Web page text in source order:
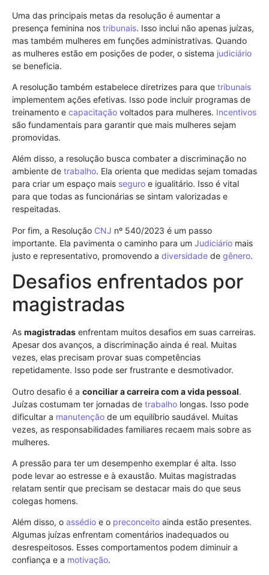
Uma das principais metas da resolução é aumentar a
presença feminina nos tribunais. Isso inclui não apenas juízas,
mas também mulheres em funções administrativas. Quando
as mulheres estão em posições de poder, o sistema judiciário
se beneficia.
A resolução também estabelece diretrizes para que tribunais
implementem ações efetivas. Isso pode incluir programas de
treinamento e capacitação voltados para mulheres. Incentivos
são fundamentais para garantir que mais mulheres sejam
promovidas.
Além disso, a resolução busca combater a discriminação no
ambiente de trabalho. Ela orienta que medidas sejam tomadas
para criar um espaço mais seguro e igualitário. Isso é vital
para que todas as funcionárias se sintam valorizadas e
respeitadas.
Por fim, a Resolução CNJ nº 540/2023 é um passo
importante. Ela pavimenta o caminho para um Judiciário mais
justo e representativo, promovendo a diversidade de gênero.
Desafios enfrentados por
magistradas
As magistradas enfrentam muitos desafios em suas carreiras.
Apesar dos avanços, a discriminação ainda é real. Muitas
vezes, elas precisam provar suas competências
repetidamente. Isso pode ser frustrante e desmotivador.
Outro desafio é a conciliar a carreira com a vida pessoal.
Juízas costumam ter jornadas de trabalho longas. Isso pode
dificultar a manutenção de um equilíbrio saudável. Muitas
vezes, as responsabilidades familiares recaem mais sobre as
mulheres.
A pressão para ter um desempenho exemplar é alta. Isso
pode levar ao estresse e à exaustão. Muitas magistradas
relatam sentir que precisam se destacar mais do que seus
colegas homens.
Além disso, o assédio e o preconceito ainda estão presentes.
Algumas juízas enfrentam comentários inadequados ou
desrespeitosos. Esses comportamentos podem diminuir a
confiança e a motivação.